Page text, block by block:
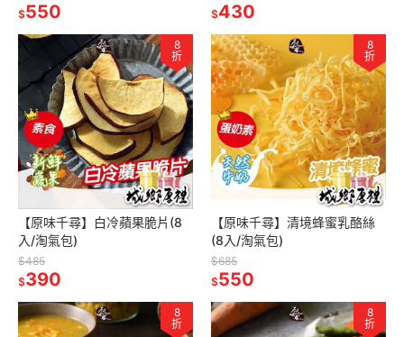
$550
$430
8
折
【原味千尋】白冷蘋果脆片(8
入/淘氣包)
$485
$390
8
折
【原味千尋】清境蜂蜜乳酪絲
(8入/淘氣包)
$685
$550
8
折
8
折